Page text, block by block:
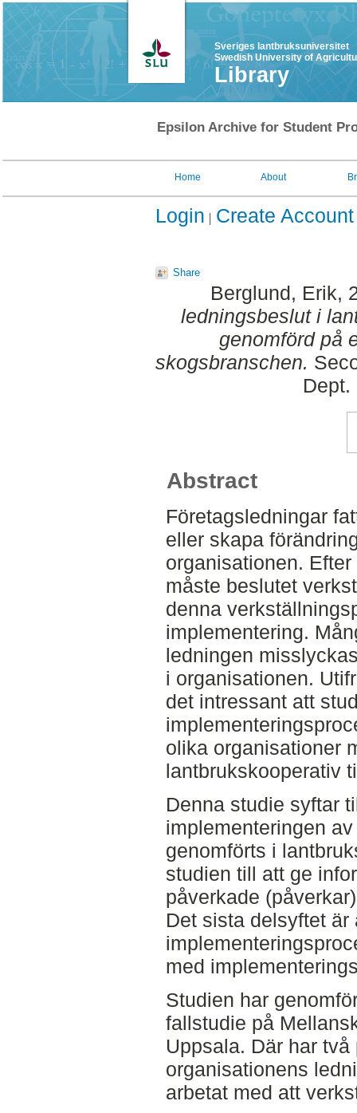
Sveriges lantbruksuniversitet
Swedish University of
Library
Epsilon Archive for Student
Home About
Login Create Account
Share
Berglund, Erik,
ledningsbeslut i
genomförd på
skogsbranschen.
Abstract
Företagsledningar
eller skapa
organisationen.
måste beslutet
denna
implementering.
ledningen
i organisationen.
det intressant att
olika organisationer
lantbrukskooperativ
Denna studie syftar
implementeringen
genomförts i
studien till att ge
påverkade
Det sista delsyftet är
med
Studien har
fallstudie på
Uppsala. Där har
organisationens
arbetat med att